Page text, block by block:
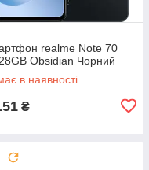
realme Note 70
Obsidian Чорний
в наявності
₴